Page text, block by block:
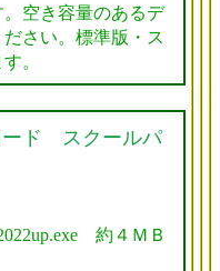
空き容量のあるデ
さい。標準版・ス
。
ド スクールパ
約４ＭＢ